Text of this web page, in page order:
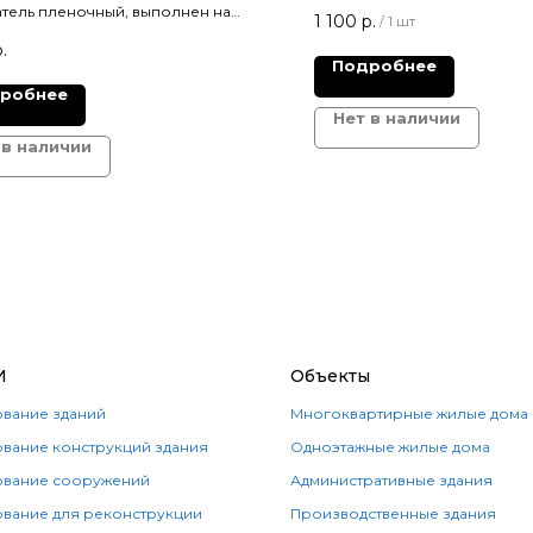
пленочный, выполнен на
Цветные отражатели лучше видны
расцветками.
наличии
геодезического
отражателе расположена
двух окружностей,
перекрестия. Поставляются
мм.
1 100 р. / 1 шт
Подробнее
Нет в наличии
зданий
конструкций здания
сооружений
для реконструкции
Объекты
Многоквартирные жилые дома
Одноэтажные жилые дома
Административные здания
Производственные здания